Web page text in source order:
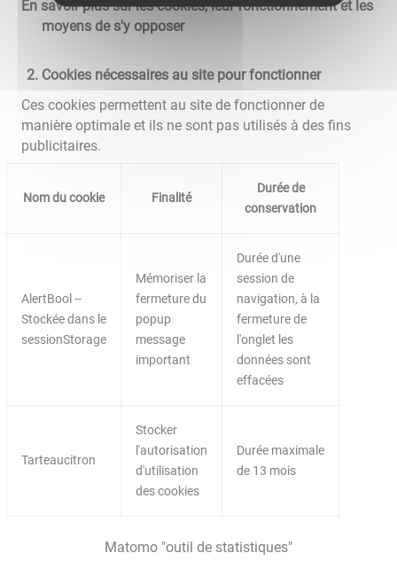
En savoir plus sur les cookies, leur fonctionnement et les
moyens de s'y opposer
Cookies nécessaires au site pour fonctionner
Ces cookies permettent au site de fonctionner de
manière optimale et ils ne sont pas utilisés à des fins
publicitaires.
Nom du cookie Finalité
Durée de
conservation
AlertBool --
Stockée dans le
sessionStorage
Mémoriser la
fermeture du
popup
message
important
Durée d'une
session de
navigation, à la
fermeture de
l'onglet les
données sont
effacées
Tarteaucitron
Stocker
l'autorisation
d'utilisation
des cookies
Durée maximale
de 13 mois
Matomo "outil de statistiques"